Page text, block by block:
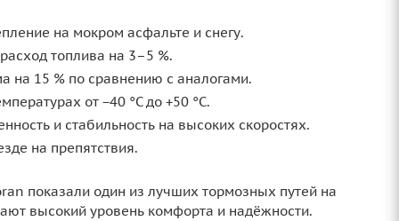
на мокром асфальте и снегу.
топлива на 3–5 %.
на 15 % по сравнению с аналогами.
от −40 °C до +50 °C.
и стабильность на высоких скоростях.
на препятствия.
показали один из лучших тормозных путей на
высокий уровень комфорта и надёжности.